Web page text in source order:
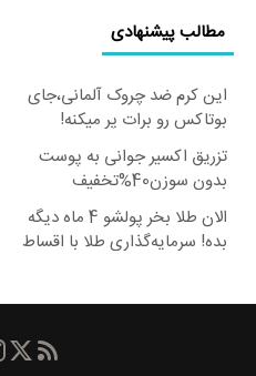
مطالب پیشنهادی
این کرم ضد چروک آلمانی،جای
بوتاکس رو برات پر میکنه!
تخفیف تا امشب
تزریق اکسیر جوانی به پوست
بدون سوزن40%تخفیف
الان طلا بخر پولشو 4 ماه دیگه
بده! سرمایه‌گذاری طلا با اقساط